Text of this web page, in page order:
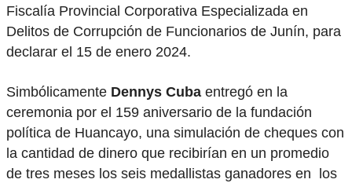
Fiscalía Provincial Corporativa Especializada en
Delitos de Corrupción de Funcionarios de Junín, para
declarar el 15 de enero 2024.
Simbólicamente Dennys Cuba entregó en la
ceremonia por el 159 aniversario de la fundación
política de Huancayo, una simulación de cheques con
la cantidad de dinero que recibirían en un promedio
de tres meses los seis medallistas ganadores en los